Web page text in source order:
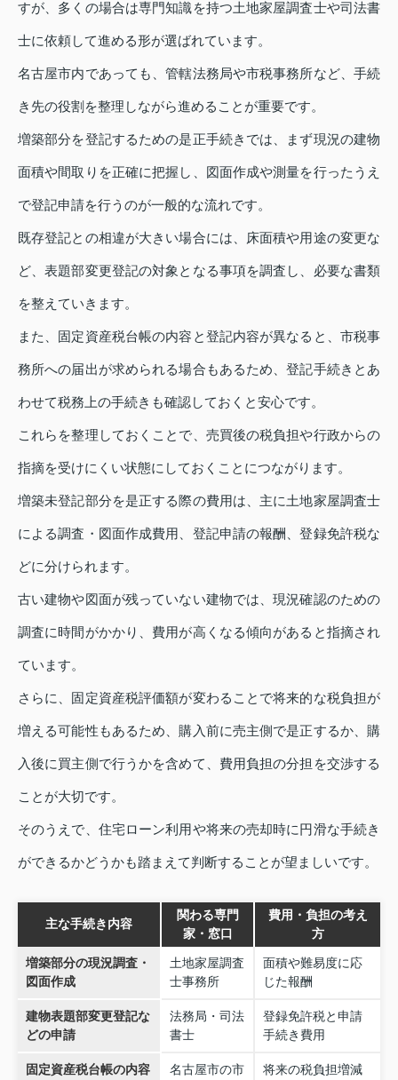
すが、多くの場合は専門知識を持つ土地家屋調査士や司法書
士に依頼して進める形が選ばれています。
名古屋市内であっても、管轄法務局や市税事務所など、手続
き先の役割を整理しながら進めることが重要です。
増築部分を登記するための是正手続きでは、まず現況の建物
面積や間取りを正確に把握し、図面作成や測量を行ったうえ
で登記申請を行うのが一般的な流れです。
既存登記との相違が大きい場合には、床面積や用途の変更な
ど、表題部変更登記の対象となる事項を調査し、必要な書類
を整えていきます。
また、固定資産税台帳の内容と登記内容が異なると、市税事
務所への届出が求められる場合もあるため、登記手続きとあ
わせて税務上の手続きも確認しておくと安心です。
これらを整理しておくことで、売買後の税負担や行政からの
指摘を受けにくい状態にしておくことにつながります。
増築未登記部分を是正する際の費用は、主に土地家屋調査士
による調査・図面作成費用、登記申請の報酬、登録免許税な
どに分けられます。
古い建物や図面が残っていない建物では、現況確認のための
調査に時間がかかり、費用が高くなる傾向があると指摘され
ています。
さらに、固定資産税評価額が変わることで将来的な税負担が
増える可能性もあるため、購入前に売主側で是正するか、購
入後に買主側で行うかを含めて、費用負担の分担を交渉する
ことが大切です。
そのうえで、住宅ローン利用や将来の売却時に円滑な手続き
ができるかどうかも踏まえて判断することが望ましいです。
主な手続き内容
関わる専門
家・窓口
費用・負担の考え
方
増築部分の現況調査・
図面作成
土地家屋調査
士事務所
面積や難易度に応
じた報酬
建物表題部変更登記な
どの申請
法務局・司法
書士
登録免許税と申請
手続き費用
固定資産税台帳の内容
名古屋市の市
将来の税負担増減